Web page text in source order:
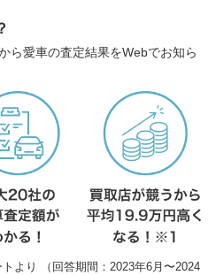
ら愛車の査定結果をWebでお知ら
より （回答期間：2023年6月〜2024